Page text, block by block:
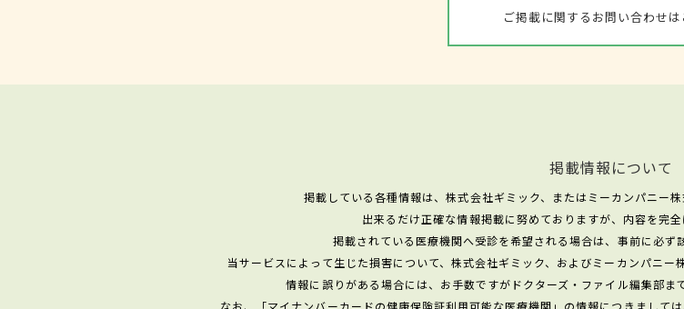
ご掲載に関するお問い合わせは
掲載情報について
掲載している各種情報は、株式会社ギミック、またはミーカンパニー
出来るだけ正確な情報掲載に努めておりますが、内容を完
掲載されている医療機関へ受診を希望される場合は、事前に必ず
当サービスによって生じた損害について、株式会社ギミック、およびミーカンパニー
情報に誤りがある場合には、お手数ですがドクターズ・ファイル編集部ま
なお、「マイナンバーカードの健康保険証利用可能な医療機関」の情報につきまして